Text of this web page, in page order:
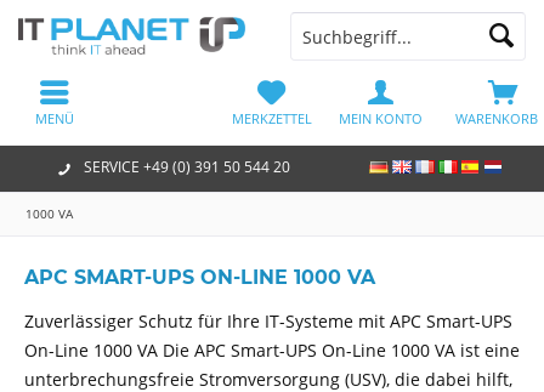
SERVICE +49 (0) 391 50 544 20
WARENKORB
MERKZETTEL MEIN KONTO
MENÜ
1000 VA
APC SMART-UPS ON-LINE 1000 VA
Zuverlässiger Schutz für Ihre IT-Systeme mit APC Smart-UPS
On-Line 1000 VA Die APC Smart-UPS On-Line 1000 VA ist eine
unterbrechungsfreie Stromversorgung (USV), die dabei hilft,